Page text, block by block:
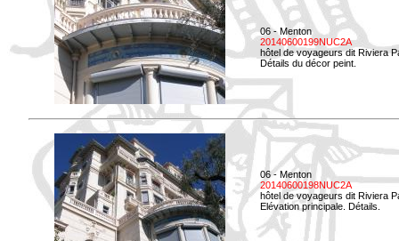
06 - Menton
20140600199NUC2A
hôtel de voyageurs dit Riviera
Détails du décor peint.
06 - Menton
20140600198NUC2A
hôtel de voyageurs dit Riviera
Elévation principale. Détails.